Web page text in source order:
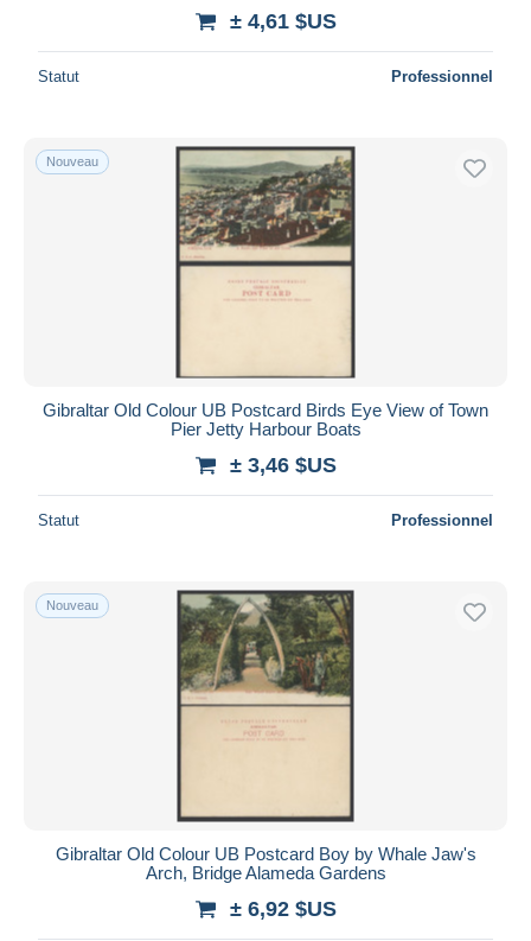
± 4,61 $US
Statut Professionnel
Nouveau
Gibraltar Old Colour UB Postcard Birds Eye View of Town
Pier Jetty Harbour Boats
± 3,46 $US
Statut Professionnel
Nouveau
Gibraltar Old Colour UB Postcard Boy by Whale Jaw's
Arch, Bridge Alameda Gardens
± 6,92 $US